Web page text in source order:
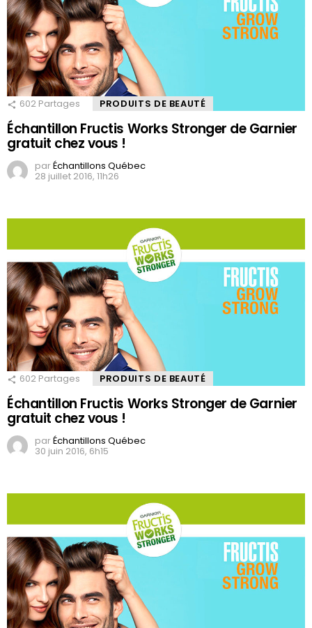
602 Partages PRODUITS DE BEAUTÉ
Échantillon Fructis Works Stronger de Garnier
gratuit chez vous !
parÉchantillons Québec
28 juillet 2016, 11h26
602 Partages PRODUITS DE BEAUTÉ
Échantillon Fructis Works Stronger de Garnier
gratuit chez vous !
parÉchantillons Québec
30 juin 2016, 6h15